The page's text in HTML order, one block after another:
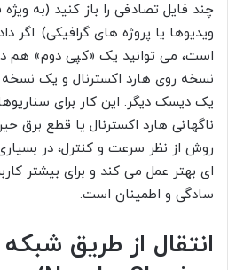
چند فایل تصادفی را باز کنید (به
ویدیوها یا پروژه های گرافیکی). اگر
است، می توانید یک «کپی دوم» هم
نسخه روی هارد اکسترنال و یک نسخه
یک دیسک دیگر. این کار برای
ناگهانی هارد اکسترنال یا قطع برق
روش از نظر سرعت و کنترل، در
ای بهتر عمل می کند و برای بیشتر
سادگی و اطمینان است.